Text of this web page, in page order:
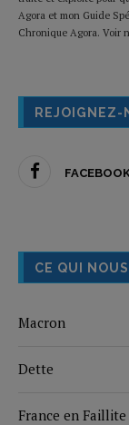
Agora et mon Guide
Chronique Agora. Voir
REJOIGNEZ-
CE QUI
Macron
Dette
France en Faillite